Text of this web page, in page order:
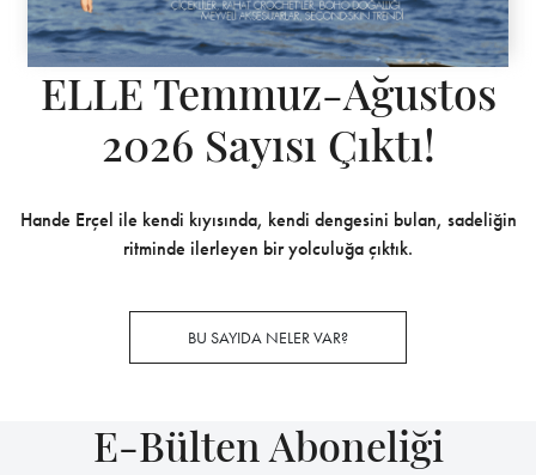
ELLE Temmuz-Ağustos
2026 Sayısı Çıktı!
Hande Erçel ile kendi kıyısında, kendi dengesini bulan, sadeliğin
ritminde ilerleyen bir yolculuğa çıktık.
BU SAYIDA NELER VAR?
E-Bülten Aboneliği